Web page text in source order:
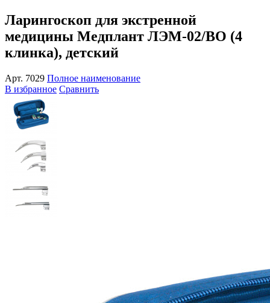
Ларингоскоп для экстренной
медицины Медплант ЛЭМ-02/ВО (4
клинка), детский
Арт. 7029 Полное наименование
В избранное Сравнить